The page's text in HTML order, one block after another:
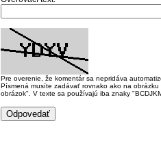
Pre overenie, že komentár sa nepridáva
Písmená musíte zadávať rovnako ako na
obrázok". V texte sa používajú iba znaky